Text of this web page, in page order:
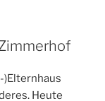
)Elternhaus
Heute